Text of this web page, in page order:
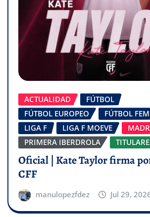
ACTUALIDAD
FÚTBOL
FÚTBOL EUROPEO
FÚTBOL
LIGA F
LIGA F MOEVE
PRIMERA IBERDROLA
Oficial | Kate Taylor firma
CFF
manulopezfdez Jul 29,